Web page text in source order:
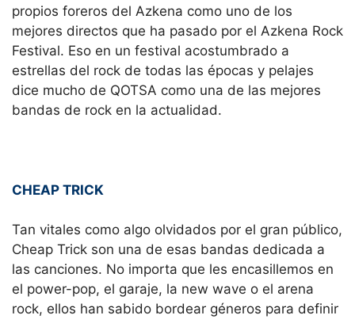
propios foreros del Azkena como uno de los
mejores directos que ha pasado por el Azkena Rock
Festival. Eso en un festival acostumbrado a
estrellas del rock de todas las épocas y pelajes
dice mucho de QOTSA como una de las mejores
bandas de rock en la actualidad.
CHEAP TRICK
Tan vitales como algo olvidados por el gran público,
Cheap Trick son una de esas bandas dedicada a
las canciones. No importa que les encasillemos en
el power-pop, el garaje, la new wave o el arena
rock, ellos han sabido bordear géneros para definir